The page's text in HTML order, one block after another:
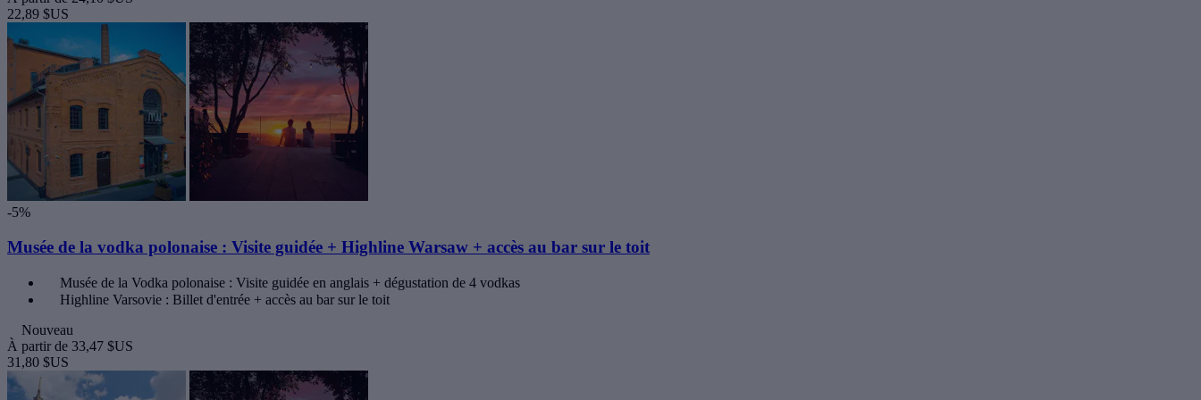
22,89 $US
-5%
Musée de la vodka polonaise : Visite guidée + Highline Warsaw + accès au bar sur le toit
Musée de la Vodka polonaise : Visite guidée en anglais + dégustation de 4 vodkas
Highline Varsovie : Billet d'entrée + accès au bar sur le toit
Nouveau
À partir de 33,47 $US
31,80 $US